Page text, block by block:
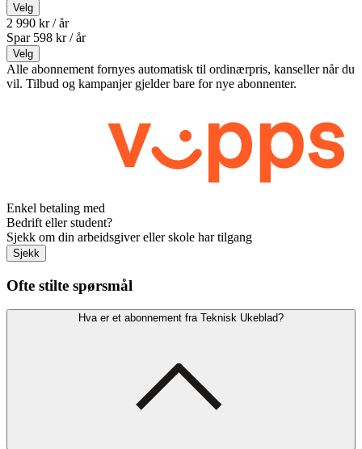
Velg
2 990 kr / år
Spar 598 kr /år
Velg
Alle abonnement fornyes automatisk til ordinærpris, kanseller når du
vil. Tilbud og kampanjer gjelder bare for nye abonnenter.
Enkel betaling med
Bedrift eller student?
Sjekk om din arbeidsgiver eller skole har tilgang
Sjekk
Ofte stilte spørsmål
Hva er et abonnement fra Teknisk Ukeblad?